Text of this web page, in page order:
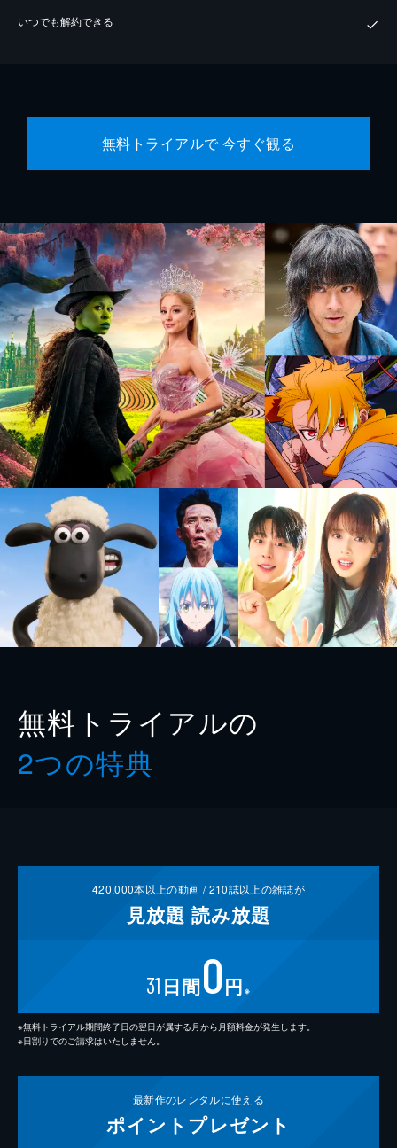
いつでも解約できる
無料トライアルで 今すぐ観る
無料トライアルの
2つの特典
420,000本以上の動画 /210誌以上の雑誌が
見放題 読み放題
31 日間0円 ※
※無料トライアル期間終了日の翌日が属する月から月額料金が発生します。
※日割りでのご請求はいたしません。
最新作のレンタルに使える
ポイント プレゼント